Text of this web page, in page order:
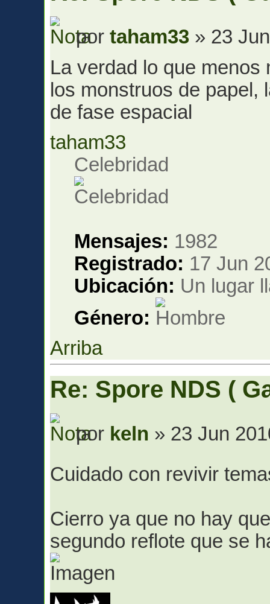
portaham33 » 23
La verdad lo que menos
los monstruos de
de fase espacial
taham33
Celebridad
Mensajes: 1982
Registrado: 17 Jun
Ubicación: Un lugar
Género:
Arriba
Re: Spore NDS (
por keln » 23 Jun
Cuidado con revivir
Cierro ya que no hay
segundo reflote que se